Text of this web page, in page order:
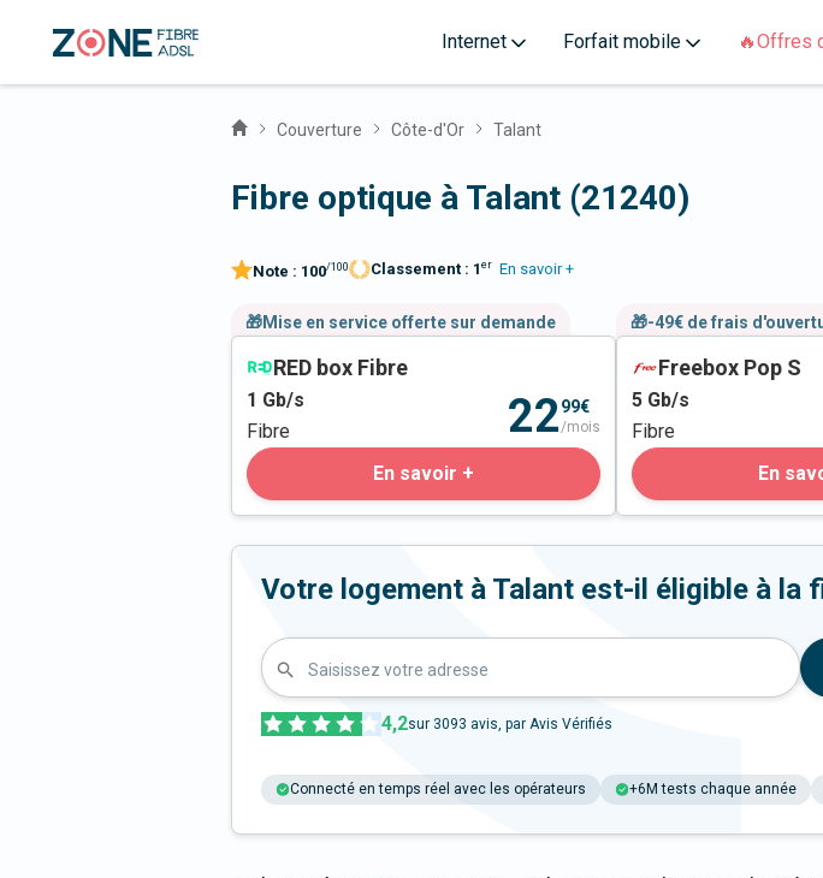
Internet Forfait mobile 🔥Offres
Couverture Côte-d'Or Talant
Fibre optique à Talant (21240)
Note : 100/100 Classement : 1 er En savoir +
🎁Mise en service offerte sur demande
RED box Fibre
1 Gb/s
Fibre
2299€
/mois
En savoir +
🎁-49€ de frais
Freebox Pop S
5 Gb/s
Fibre
En
Votre logement à Talant est-il éligible à la
Saisissez votre adresse
4,2sur 3093 avis, par Avis Vérifiés
Connecté en temps réel avec les opérateurs +6M tests chaque année